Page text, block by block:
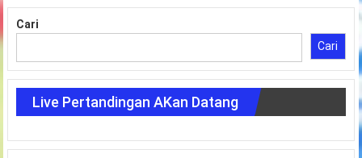
Cari
Cari
Live Pertandingan AKan Datang